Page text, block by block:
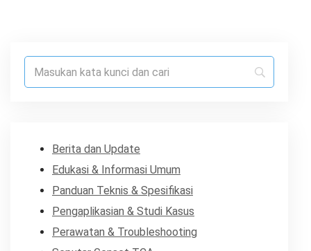
Berita dan Update
Edukasi & Informasi Umum
Panduan Teknis & Spesifikasi
Pengaplikasian & Studi Kasus
Perawatan & Troubleshooting